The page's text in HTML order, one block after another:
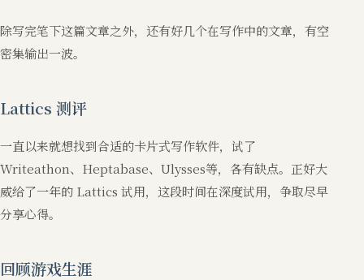
除写完笔下这篇文章之外，还有好几个在写作中的文章，有空
密集输出一波。
Lattics 测评
一直以来就想找到合适的卡片式写作软件，试了
Writeathon、Heptabase、Ulysses等，各有缺点。正好大
威给了一年的 Lattics 试用，这段时间在深度试用，争取尽早
分享心得。
回顾游戏生涯